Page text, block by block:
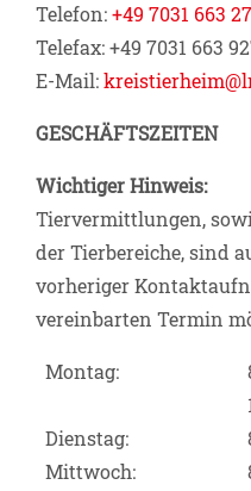
Telefon:+49 7031 663
Telefax: +49 7031 663
E-Mail:
GESCHÄFTSZEITEN
Wichtiger Hinweis:
Tiervermittlungen,
der Tierbereiche, sind
vorheriger
vereinbarten Termin
Montag:
Dienstag:
Mittwoch: